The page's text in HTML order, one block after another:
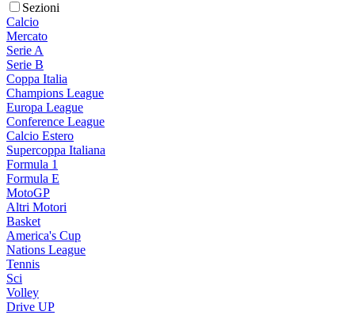
Sezioni
Calcio
Mercato
Serie A
Serie B
Coppa Italia
Champions League
Europa League
Conference League
Calcio Estero
Supercoppa Italiana
Formula 1
Formula E
MotoGP
Altri Motori
Basket
America's Cup
Nations League
Tennis
Sci
Volley
Drive UP